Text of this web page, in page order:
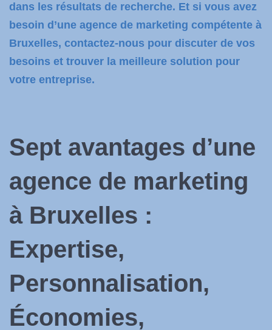
dans les résultats de recherche. Et si vous avez
besoin d’une agence de marketing compétente à
Bruxelles, contactez-nous pour discuter de vos
besoins et trouver la meilleure solution pour
votre entreprise.
Sept avantages d’une
agence de marketing
à Bruxelles :
Expertise,
Personnalisation,
Économies,